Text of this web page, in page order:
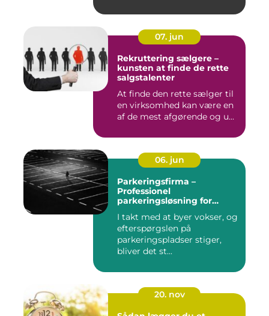
07. jun
Rekruttering sælgere –
kunsten at finde de rette
salgstalenter
At finde den rette sælger til
en virksomhed kan være en
af de mest afgørende og u...
06. jun
Parkeringsfirma –
Professionel
parkeringsløsning for
I takt med at byer vokser, og
efterspørgslen på
parkeringspladser stiger,
bliver det st...
20. nov